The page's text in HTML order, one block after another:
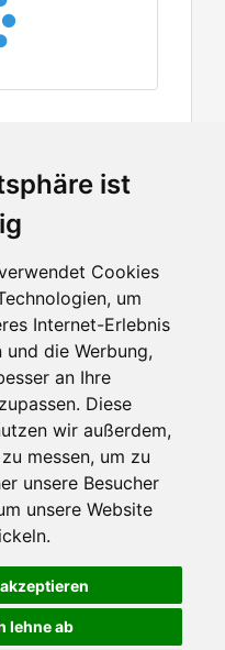
ist
Cookies
um
Internet-Erlebnis
die Werbung,
an Ihre
Diese
wir außerdem,
messen, um zu
unsere Besucher
unsere Website
lehne ab
Партнерам
Facebook
Twitter
YouTube